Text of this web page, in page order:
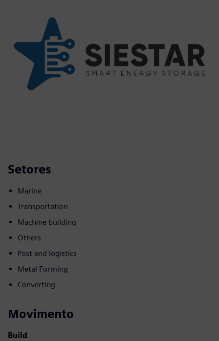
Setores
Marine
Transportation
Machine building
Others
Post and logistics
Metal Forming
Converting
Movimento
Build